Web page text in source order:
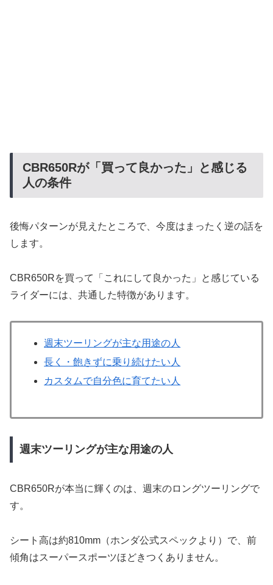
CBR650Rが「買って良かった」と感じる
人の条件
後悔パターンが見えたところで、今度はまったく逆の話を
します。
CBR650Rを買って「これにして良かった」と感じている
ライダーには、共通した特徴があります。
週末ツーリングが主な用途の人
長く・飽きずに乗り続けたい人
カスタムで自分色に育てたい人
週末ツーリングが主な用途の人
CBR650Rが本当に輝くのは、週末のロングツーリングで
す。
シート高は約810mm（ホンダ公式スペックより）で、前
傾角はスーパースポーツほどきつくありません。